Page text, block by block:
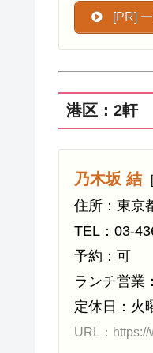
[PR]
港区：2軒
乃木坂 結
住所：東京
TEL：03-
予約：可
ランチ営業
定休日：火
URL：